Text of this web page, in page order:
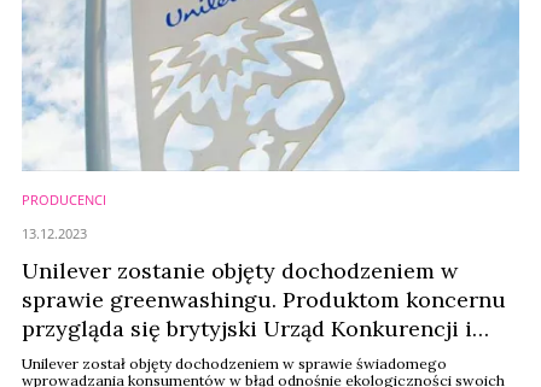
PRODUCENCI
Unilever zostanie objęty dochodzeniem w
sprawie greenwashingu. Produktom koncernu
przygląda się brytyjski Urząd Konkurencji i
Rynków
Unilever został objęty dochodzeniem w sprawie świadomego
wprowadzania konsumentów w błąd odnośnie ekologiczności swoich
13.12.2023